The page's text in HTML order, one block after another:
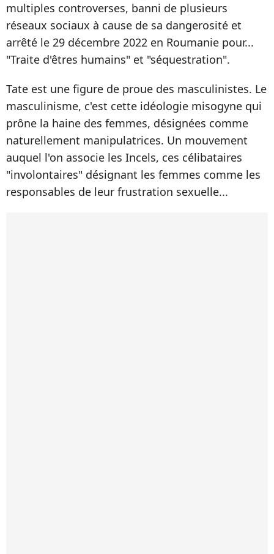
multiples controverses, banni de plusieurs
réseaux sociaux à cause de sa dangerosité et
arrêté le 29 décembre 2022 en Roumanie pour...
"Traite d'êtres humains" et "séquestration".
Tate est une figure de proue des masculinistes. Le
masculinisme, c'est cette idéologie misogyne qui
prône la haine des femmes, désignées comme
naturellement manipulatrices. Un mouvement
auquel l'on associe les Incels, ces célibataires
"involontaires" désignant les femmes comme les
responsables de leur frustration sexuelle...